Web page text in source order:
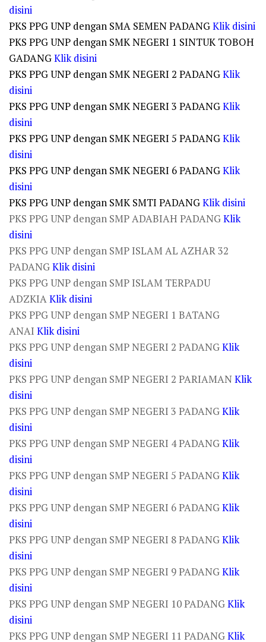
disini
PKS PPG UNP dengan SMA SEMEN PADANGKlik disini
PKS PPG UNP dengan SMK NEGERI 1 SINTUK TOBOH
GADANGKlik disini
PKS PPG UNP dengan SMK NEGERI 2 PADANGKlik
disini
PKS PPG UNP dengan SMK NEGERI 3 PADANGKlik
disini
PKS PPG UNP dengan SMK NEGERI 5 PADANGKlik
disini
PKS PPG UNP dengan SMK NEGERI 6 PADANGKlik
disini
PKS PPG UNP dengan SMK SMTI PADANGKlik disini
PKS PPG UNP dengan SMP ADABIAH PADANGKlik
disini
PKS PPG UNP dengan SMP ISLAM AL AZHAR 32
PADANGKlik disini
PKS PPG UNP dengan SMP ISLAM TERPADU
ADZKIAKlik disini
PKS PPG UNP dengan SMP NEGERI 1 BATANG
ANAI Klik disini
PKS PPG UNP dengan SMP NEGERI 2 PADANGKlik
disini
PKS PPG UNP dengan SMP NEGERI 2 PARIAMANKlik
disini
PKS PPG UNP dengan SMP NEGERI 3 PADANGKlik
disini
PKS PPG UNP dengan SMP NEGERI 4 PADANGKlik
disini
PKS PPG UNP dengan SMP NEGERI 5 PADANGKlik
disini
PKS PPG UNP dengan SMP NEGERI 6 PADANGKlik
disini
PKS PPG UNP dengan SMP NEGERI 8 PADANGKlik
disini
PKS PPG UNP dengan SMP NEGERI 9 PADANGKlik
disini
PKS PPG UNP dengan SMP NEGERI 10 PADANGKlik
disini
PKS PPG UNP dengan SMP NEGERI 11 PADANGKlik